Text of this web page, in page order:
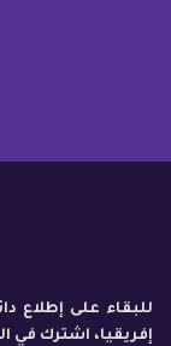
للبقاء على إطلاع
إفريقيا، اشترك في